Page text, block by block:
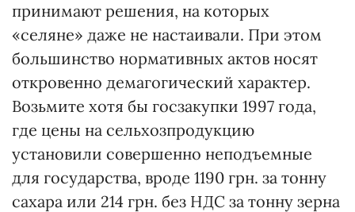
принимают решения, на которых
«селяне» даже не настаивали. При этом
большинство нормативных актов носят
откровенно демагогический характер.
Возьмите хотя бы госзакупки 1997 года,
где цены на сельхозпродукцию
установили совершенно неподъемные
для государства, вроде 1190 грн. за тонну
сахара или 214 грн. без НДС за тонну зерна